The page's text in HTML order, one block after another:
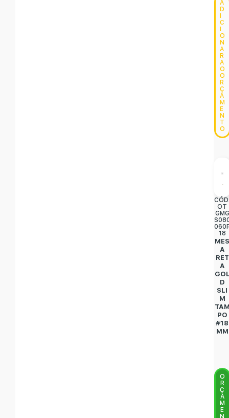
A
D
C
O
N
A
R
A
O
O
R
Ç
A
M
E
N
T
O
OT
GMG
18
A
RET
A
D
SLI
M
PO
#18
MM
O
R
Ç
A
M
E
N